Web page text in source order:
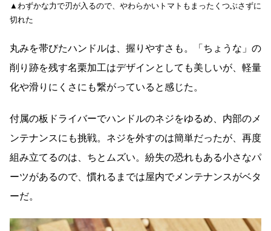
▲わずかな力で刃が入るので、やわらかいトマトもまったくつぶさずに
切れた
丸みを帯びたハンドルは、握りやすさも。「ちょうな」の
削り跡を残す名栗加工はデザインとしても美しいが、軽量
化や滑りにくさにも繋がっていると感じた。
付属の板ドライバーでハンドルのネジをゆるめ、内部のメ
ンテナンスにも挑戦。ネジを外すのは簡単だったが、再度
組み立てるのは、ちとムズい。紛失の恐れもある小さなパ
ーツがあるので、慣れるまでは屋内でメンテナンスがベタ
ーだ。